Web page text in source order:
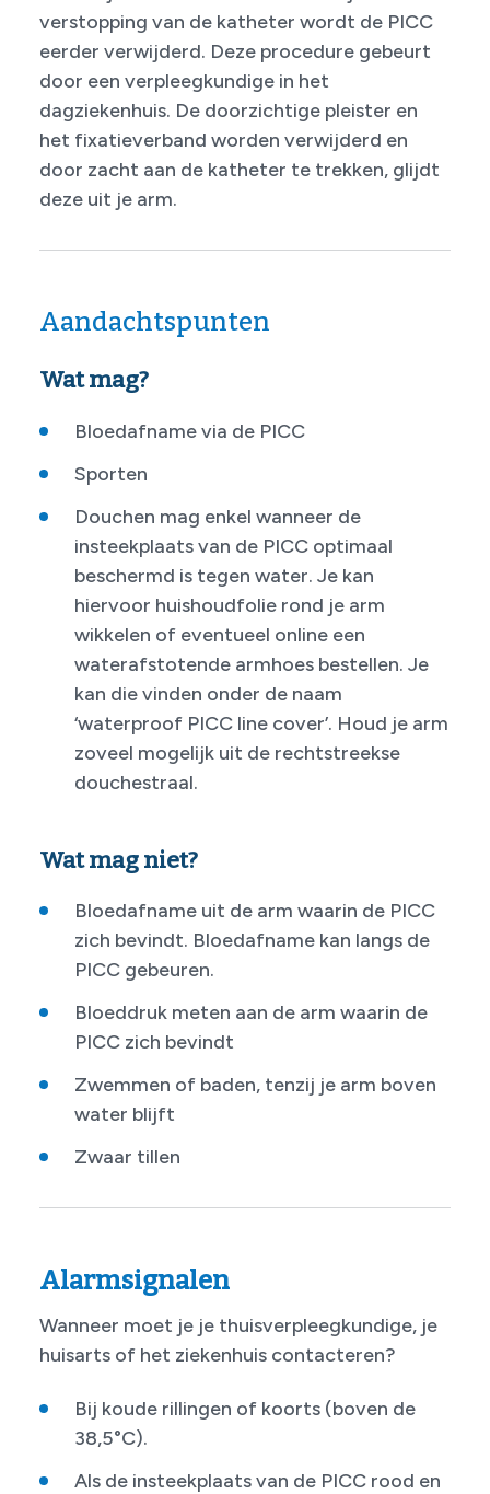
verstopping van de katheter wordt de PICC
eerder verwijderd. Deze procedure gebeurt
door een verpleegkundige in het
dagziekenhuis. De doorzichtige pleister en
het fixatieverband worden verwijderd en
door zacht aan de katheter te trekken, glijdt
deze uit je arm.
Aandachtspunten
Wat mag?
Bloedafname via de PICC
Sporten
Douchen mag enkel wanneer de
insteekplaats van de PICC optimaal
beschermd is tegen water. Je kan
hiervoor huishoudfolie rond je arm
wikkelen of eventueel online een
waterafstotende armhoes bestellen. Je
kan die vinden onder de naam
‘waterproof PICC line cover’. Houd je arm
zoveel mogelijk uit de rechtstreekse
douchestraal.
Wat mag niet?
Bloedafname uit de arm waarin de PICC
zich bevindt. Bloedafname kan langs de
PICC gebeuren.
Bloeddruk meten aan de arm waarin de
PICC zich bevindt
Zwemmen of baden, tenzij je arm boven
water blijft
Zwaar tillen
Alarmsignalen
Wanneer moet je je thuisverpleegkundige, je
huisarts of het ziekenhuis contacteren?
Bij koude rillingen of koorts (boven de
38,5°C).
Als de insteekplaats van de PICC rood en